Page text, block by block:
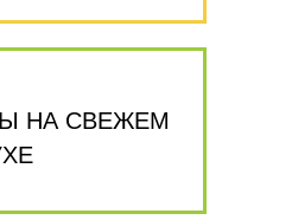
НА СВЕЖЕМ